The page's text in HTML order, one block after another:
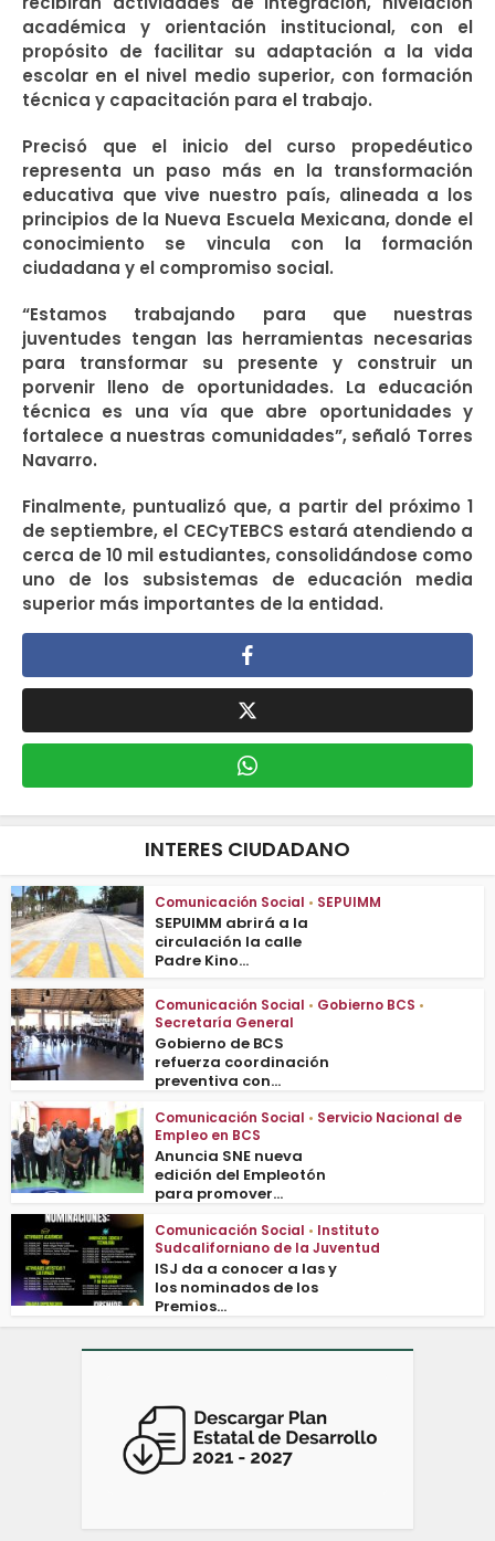
académica y orientación institucional, con el
propósito de facilitar su adaptación a la vida
escolar en el nivel medio superior, con formación
técnica y capacitación para el trabajo.
Precisó que el inicio del curso propedéutico
representa un paso más en la transformación
educativa que vive nuestro país, alineada a los
principios de la Nueva Escuela Mexicana, donde el
conocimiento se vincula con la formación
ciudadana y el compromiso social.
“Estamos trabajando para que nuestras
juventudes tengan las herramientas necesarias
para transformar su presente y construir un
porvenir lleno de oportunidades. La educación
técnica es una vía que abre oportunidades y
fortalece a nuestras comunidades”, señaló Torres
Navarro.
Finalmente, puntualizó que, a partir del próximo 1
de septiembre, el CECyTEBCS estará atendiendo a
cerca de 10 mil estudiantes, consolidándose como
uno de los subsistemas de educación media
superior más importantes de la entidad.
INTERES CIUDADANO
Comunicación Social • SEPUIMM
SEPUIMM abrirá a la
circulación la calle
Padre Kino...
Comunicación Social • Gobierno BCS •
Secretaría General
Gobierno de BCS
refuerza coordinación
preventiva con...
Comunicación Social • Servicio Nacional de
Empleo en BCS
Anuncia SNE nueva
edición del Empleotón
para promover...
Comunicación Social • Instituto
Sudcaliforniano de la Juventud
ISJ da a conocer a las y
los nominados de los
Premios...